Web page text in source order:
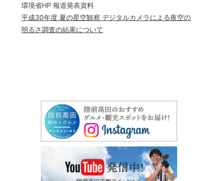
環境省HP 報道発表資料
平成30年度 夏の星空観察 デジタルカメラによる夜空の
明るさ調査の結果について